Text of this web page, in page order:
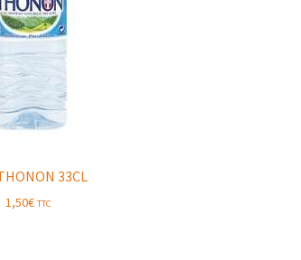
33CL
1,50€ TTC